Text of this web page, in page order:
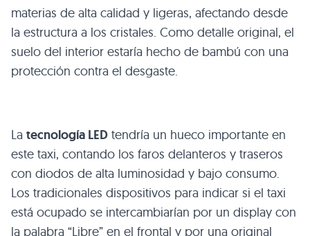
materias de alta calidad y ligeras, afectando desde
la estructura a los cristales. Como detalle original, el
suelo del interior estaría hecho de bambú con una
protección contra el desgaste.
La tecnología LED tendría un hueco importante en
este taxi, contando los faros delanteros y traseros
con diodos de alta luminosidad y bajo consumo.
Los tradicionales dispositivos para indicar si el taxi
está ocupado se intercambiarían por un display con
la palabra “Libre” en el frontal y por una original